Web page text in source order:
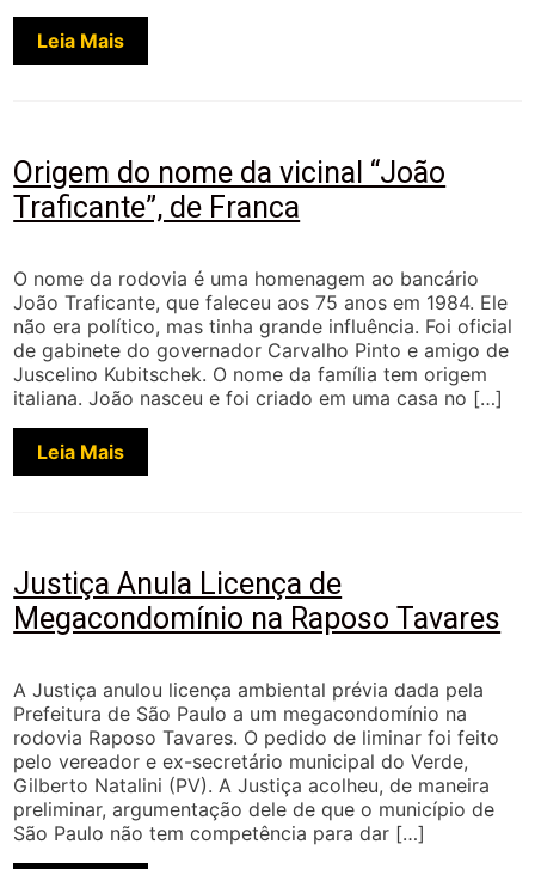
Leia Mais
Origem do nome da vicinal “João
Traficante”, de Franca
O nome da rodovia é uma homenagem ao bancário
João Traficante, que faleceu aos 75 anos em 1984. Ele
não era político, mas tinha grande influência. Foi oficial
de gabinete do governador Carvalho Pinto e amigo de
Juscelino Kubitschek. O nome da família tem origem
italiana. João nasceu e foi criado em uma casa no […]
Leia Mais
Justiça Anula Licença de
Megacondomínio na Raposo Tavares
A Justiça anulou licença ambiental prévia dada pela
Prefeitura de São Paulo a um megacondomínio na
rodovia Raposo Tavares. O pedido de liminar foi feito
pelo vereador e ex-secretário municipal do Verde,
Gilberto Natalini (PV). A Justiça acolheu, de maneira
preliminar, argumentação dele de que o município de
São Paulo não tem competência para dar […]